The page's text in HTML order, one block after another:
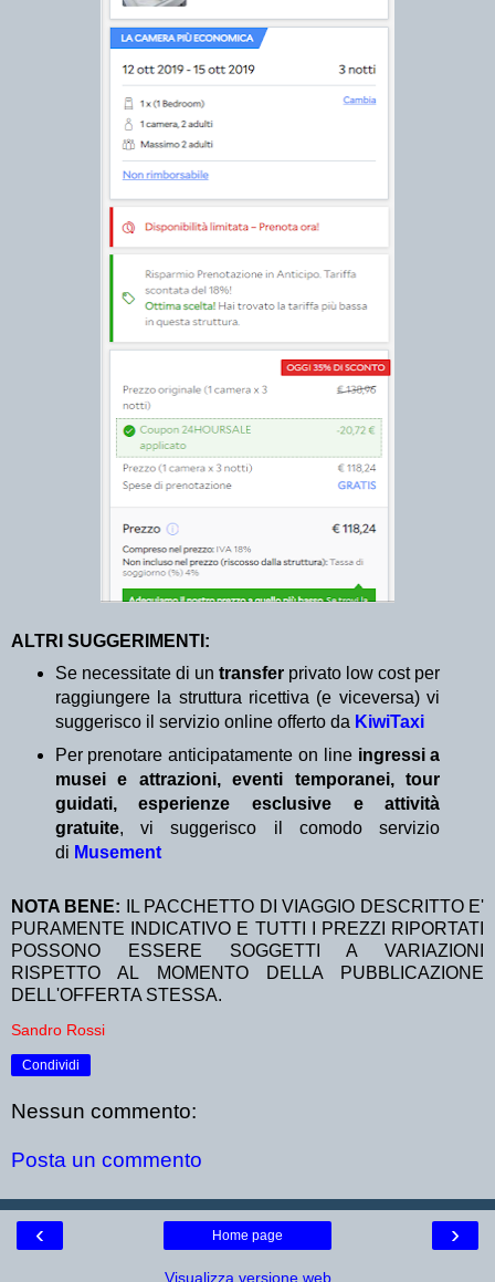
ALTRI SUGGERIMENTI:
Se necessitate di un transfer privato low cost per
raggiungere la struttura ricettiva (e viceversa) vi
suggerisco il servizio online offerto da KiwiTaxi
Per prenotare anticipatamente on line ingressi a
musei e attrazioni, eventi temporanei, tour
guidati, esperienze esclusive e attività
gratuite, vi suggerisco il comodo servizio
di Musement
NOTA BENE:
IL PACCHETTO DI VIAGGIO DESCRITTO E'
PURAMENTE INDICATIVO E TUTTI I PREZZI RIPORTATI
POSSONO ESSERE SOGGETTI A VARIAZIONI
RISPETTO AL MOMENTO DELLA PUBBLICAZIONE
DELL'OFFERTA STESSA.
Sandro Rossi
Condividi
Nessun commento:
Posta un commento
‹ ›
Home page
Visualizza versione web